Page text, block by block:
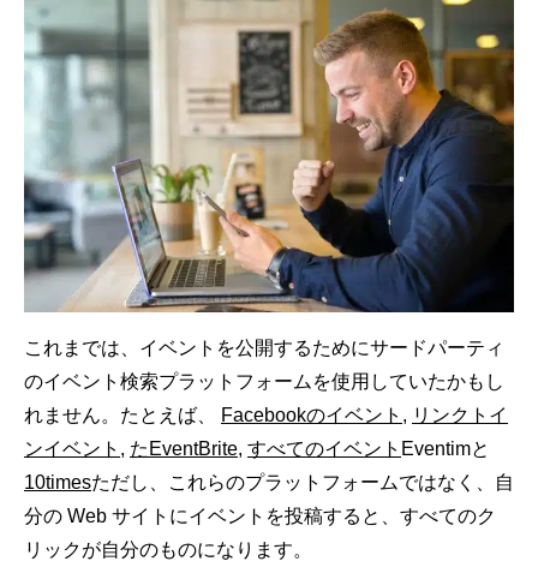
これまでは、イベントを公開するためにサードパーティ
のイベント検索プラットフォームを使用していたかもし
れません。たとえば、
Facebookのイベント , リンクトイ
ンイベント , たEventBrite, すべてのイベント Eventimと
10timesただし、これらのプラットフォームではなく、自
分の Web サイトにイベントを投稿すると、すべてのク
リックが自分のものになります。